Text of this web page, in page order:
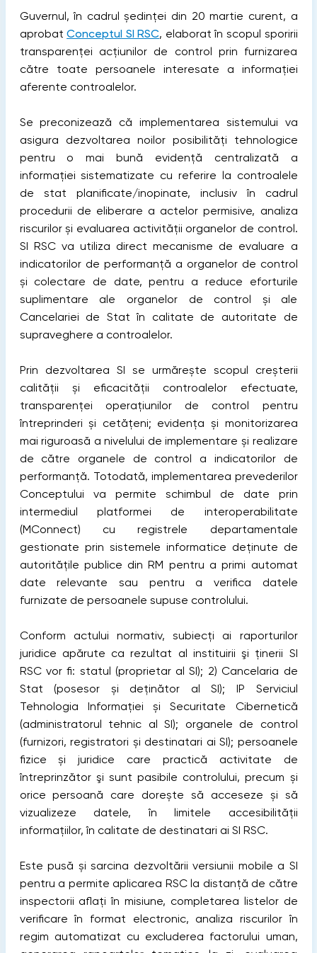
Guvernul, în cadrul ședinței din 20 martie curent, a
aprobatConceptul SI RSC, elaborat în scopul sporirii
transparenței acțiunilor de control prin furnizarea
către toate persoanele interesate a informației
aferente controalelor.
Se preconizează că implementarea sistemului va
asigura dezvoltarea noilor posibilități tehnologice
pentru o mai bună evidență centralizată a
informației sistematizate cu referire la controalele
de stat planificate/inopinate, inclusiv în cadrul
procedurii de eliberare a actelor permisive, analiza
riscurilor și evaluarea activității organelor de control.
SI RSC va utiliza direct mecanisme de evaluare a
indicatorilor de performanță a organelor de control
și colectare de date, pentru a reduce eforturile
suplimentare ale organelor de control și ale
Cancelariei de Stat în calitate de autoritate de
supraveghere a controalelor.
Prin dezvoltarea SI se urmărește scopul creșterii
calității și eficacității controalelor efectuate,
transparenței operațiunilor de control pentru
întreprinderi și cetățeni; evidența și monitorizarea
mai riguroasă a nivelului de implementare și realizare
de către organele de control a indicatorilor de
performanță. Totodată, implementarea prevederilor
Conceptului va permite schimbul de date prin
intermediul platformei de interoperabilitate
(MConnect) cu registrele departamentale
gestionate prin sistemele informatice deținute de
autoritățile publice din RM pentru a primi automat
date relevante sau pentru a verifica datele
furnizate de persoanele supuse controlului.
Conform actului normativ, subiecți ai raporturilor
juridice apărute ca rezultat al instituirii şi ținerii SI
RSC vor fi: statul (proprietar al SI); 2) Cancelaria de
Stat (posesor și deținător al SI); IP Serviciul
Tehnologia Informației și Securitate Cibernetică
(administratorul tehnic al SI); organele de control
(furnizori, registratori și destinatari ai SI); persoanele
fizice și juridice care practică activitate de
întreprinzător şi sunt pasibile controlului, precum și
orice persoană care dorește să acceseze și să
vizualizeze datele, în limitele accesibilității
informațiilor, în calitate de destinatari ai SI RSC.
Este pusă și sarcina dezvoltării versiunii mobile a SI
pentru a permite aplicarea RSC la distanță de către
inspectorii aflați în misiune, completarea listelor de
verificare în format electronic, analiza riscurilor în
regim automatizat cu excluderea factorului uman,